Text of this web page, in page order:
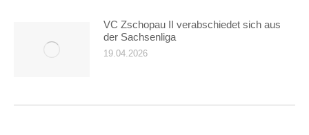
VC Zschopau II verabschiedet sich aus
der Sachsenliga
19.04.2026